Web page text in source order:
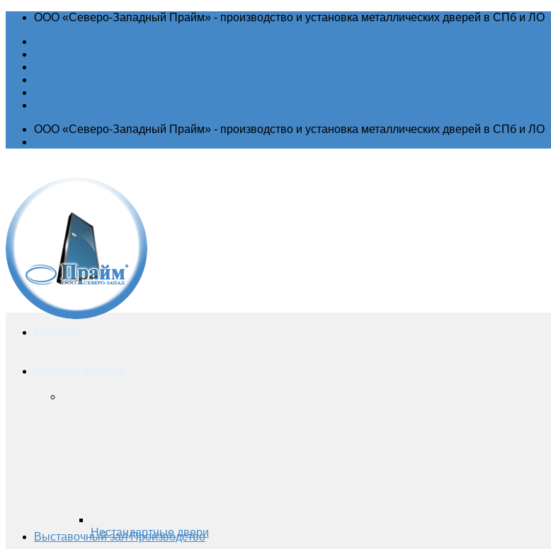
ООО «Северо-Западный Прайм» - производство и установка металлических дверей в СПб и ЛО
ООО «Северо-Западный Прайм» - производство и установка металлических дверей в СПб и ЛО
Выставочный зал Производство
Нестандартные двери